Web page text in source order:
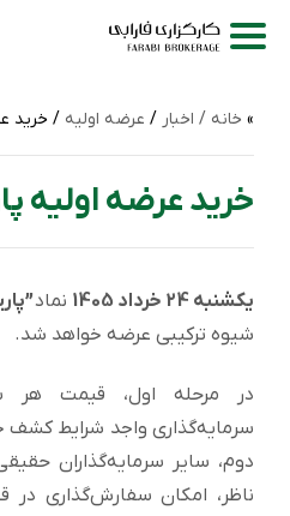
خانه / اخبار / عرضه اولیه / خرید
خرید عرضه اولیه
یکشنبه 24 خرداد 1405 نماد
شیوه ترکیبی عرضه خواهد شد.
در مرحله اول، قیمت
سرمایه‌گذاری واجد شرایط
دوم، سایر سرمایه‌گذاران
ناظر، امکان سفارش‌گذاری